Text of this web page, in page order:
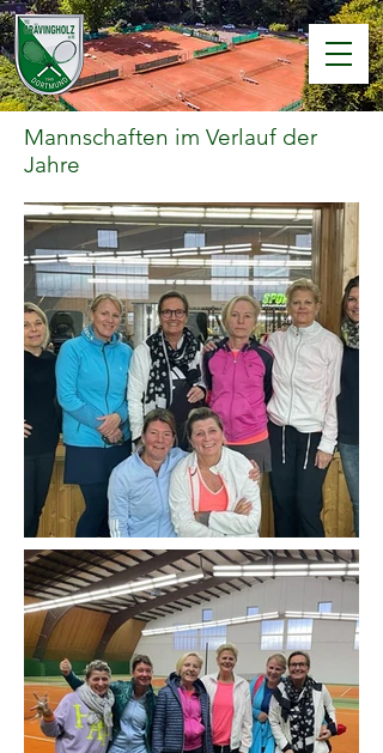
Mannschaften im Verlauf der
Jahre